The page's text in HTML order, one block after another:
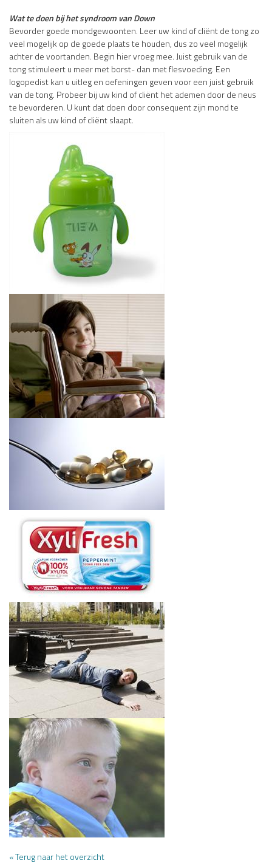
Wat te doen bij het syndroom van Down
Bevorder goede mondgewoonten. Leer uw kind of cliënt de tong zo
veel mogelijk op de goede plaats te houden, dus zo veel mogelijk
achter de voortanden. Begin hier vroeg mee. Juist gebruik van de
tong stimuleert u meer met borst- dan met flesvoeding. Een
logopedist kan u uitleg en oefeningen geven voor een juist gebruik
van de tong. Probeer bij uw kind of cliënt het ademen door de neus
te bevorderen. U kunt dat doen door consequent zijn mond te
sluiten als uw kind of cliënt slaapt.
« Terug naar het overzicht